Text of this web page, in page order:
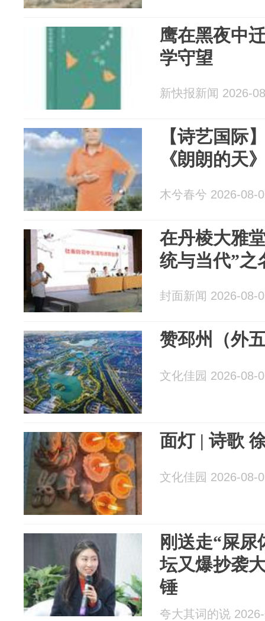
鹰在黑夜中
学守望
新快报新闻 2026-
【诗艺国际
《朗朗的天
木兮春兮 2026-08-
在丹棱大雅
统与当代”之
封面新闻 2026-08-
赞邳州（外
文化佳园 2026-08-
面灯 | 诗歌
文化佳园 2026-08-
刚送走“屎
坛又爆抄袭
锤
夸大其词的说